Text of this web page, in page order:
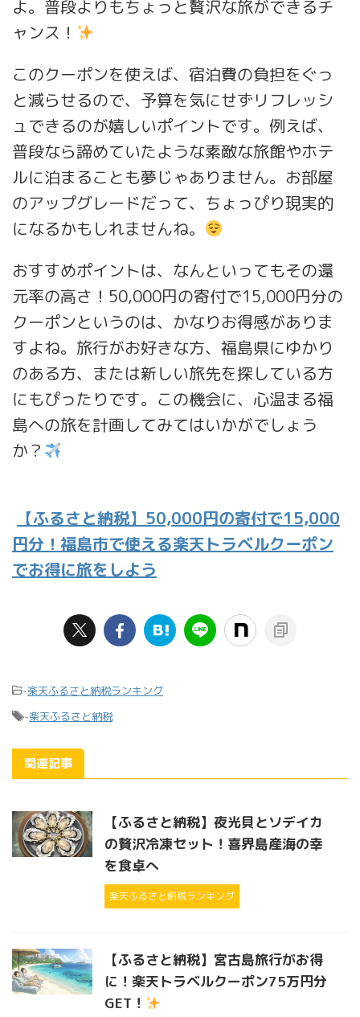
よ。普段よりもちょっと贅沢な旅ができるチ
ャンス！
このクーポンを使えば、宿泊費の負担をぐっ
と減らせるので、予算を気にせずリフレッシ
ュできるのが嬉しいポイントです。例えば、
普段なら諦めていたような素敵な旅館やホテ
ルに泊まることも夢じゃありません。お部屋
のアップグレードだって、ちょっぴり現実的
になるかもしれませんね。
おすすめポイントは、なんといってもその還
元率の高さ！50,000円の寄付で15,000円分の
クーポンというのは、かなりお得感がありま
すよね。旅行がお好きな方、福島県にゆかり
のある方、または新しい旅先を探している方
にもぴったりです。この機会に、心温まる福
島への旅を計画してみてはいかがでしょう
か？
【ふるさと納税】50,000円の寄付で15,000
円分！福島市で使える楽天トラベルクーポン
でお得に旅をしよう
-楽天ふるさと納税ランキング
-楽天ふるさと納税
関連記事
【ふるさと納税】夜光貝とソデイカ
の贅沢冷凍セット！喜界島産海の幸
を食卓へ
楽天ふるさと納税ランキング
【ふるさと納税】宮古島旅行がお得
に！楽天トラベルクーポン75万円分
GET！